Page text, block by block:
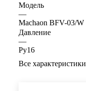
Модель
—
Machaon BFV-03/W
Давление
—
Ру16
Все характеристики